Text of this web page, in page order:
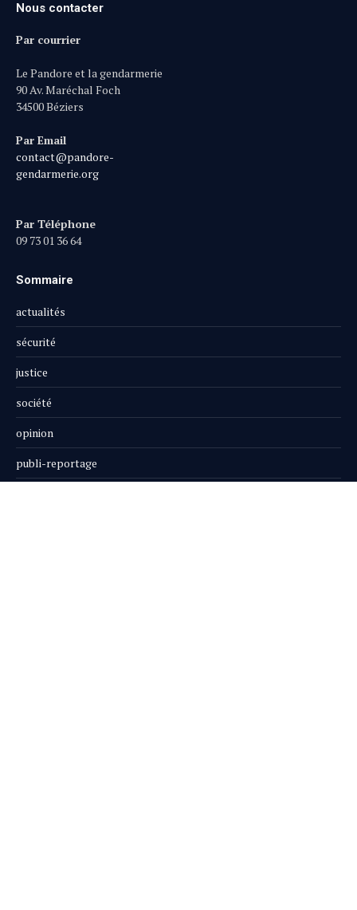
Nous contacter
Par courrier
Le Pandore et la gendarmerie
90 Av. Maréchal Foch
34500 Béziers
Par Email
contact@pandore-
gendarmerie.org
Par Téléphone
09 73 01 36 64
Sommaire
actualités
sécurité
justice
société
opinion
publi-reportage